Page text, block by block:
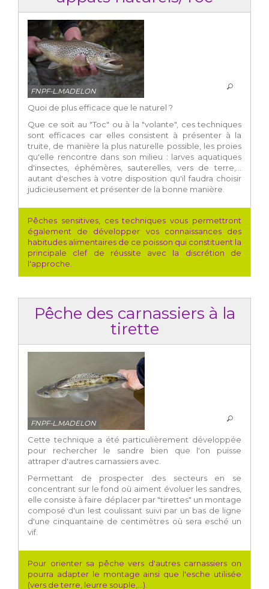
FNPF-L.MADELON
Quoi de plus efficace que le naturel ?
Que ce soit au "Toc" ou à la "volante", ces techniques
sont efficaces car elles consistent à présenter à la
truite, de manière la plus naturelle possible, les proies
qu'elle rencontre dans son milieu : larves aquatiques
d'insectes, éphémères, sauterelles, vers de terre,...
autant d'esches à votre disposition qu'il faudra choisir
judicieusement et présenter de la bonne manière.
Pêches sensitives, ces techniques vous permettront
également de développer vos connaissances des
habitudes alimentaires de ce poisson qui constituent la
principale clef de réussite avec la discrétion de
l'approche.
Pêche des carnassiers à la
tirette
FNPF-L.MADELON
Cette technique a été particulièrement développée
pour rechercher le sandre bien que l'on puisse
attraper d'autres carnassiers avec.
Permettant de prospecter des secteurs en se
concentrant sur le fond où aiment évoluer les sandres,
elle consiste à faire déplacer par "tirettes" un montage
composé d'un lest coulissant suivi par un bas de ligne
d'une cinquantaine de centimètres où sera esché un
vif.
Pour orienter sa pêche vers d'autres carnassiers on
pourra adapter le montage ainsi que l'esche utilisée
(vers de terre, leurre souple,...).